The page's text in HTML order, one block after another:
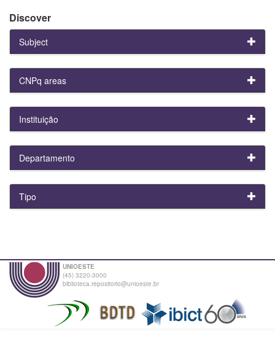
Discover
Subject
CNPq areas
Instituição
Departamento
Tipo
UNIOESTE
(45) 3220-3000
biblioteca.repositorio@unioeste.br